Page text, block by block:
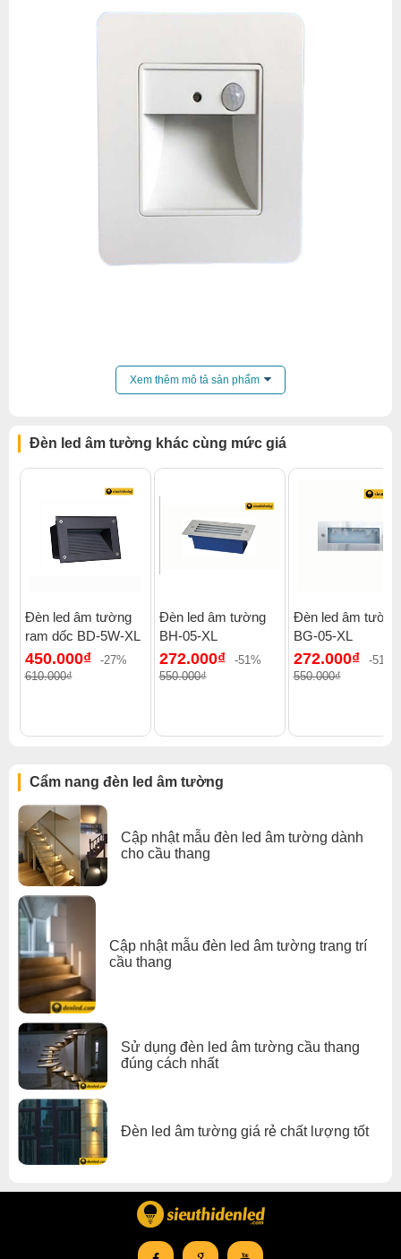
Đèn LED cảm ứng âm tường bậc cầu thang 2w tự động
bật/tắt khi phát hiện chuyển động. Đèn sẽ tự động bật
động tắt trong 40 giây.
Thiết bị rất an toàn và siêu tiết kiệm điện. Khách hàng có
thể lắp đặt 1 bậc 1 đèn hoặc cách 1 bậc 1 đèn để tạo sự
hài hòa, cân đối giữa các bậc và hiệu quả chiếu sáng.
Đèn led cảm ứng âm tường cầu thang được thiết kế với
hệ số IP20 chỉ sử dụng lắp đặt trong nhà.
Xem thêm mô tả sản phẩm
Đèn led âm tường khác cùng mức giá
Đèn led âm tường
ram dốc BD-5W-XL
450.000₫
-27%
610.000₫
Đèn led âm tường
BH-05-XL
272.000₫
-51%
550.000₫
Đèn led âm tường
BG-05-XL
272.000₫
-51%
550.000₫
Cẩm nang đèn led âm tường
Cập nhật mẫu đèn led âm tường dành
cho cầu thang
Cập nhật mẫu đèn led âm tường trang trí
cầu thang
Sử dụng đèn led âm tường cầu thang
đúng cách nhất
Đèn led âm tường giá rẻ chất lượng tốt